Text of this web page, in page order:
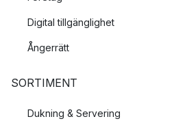
Digital tillgänglighet
Ångerrätt
SORTIMENT
Dukning & Servering